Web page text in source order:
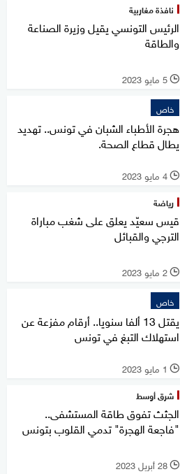
نافذة مغاربية
الرئيس التونسي يقيل وزيرة الصناعة
والطاقة
l 5 مايو 2023
خاص
هجرة الأطباء الشبان في تونس.. تهديد
يطال قطاع الصحة.
l 4 مايو 2023
رياضة
قيس سعيّد يعلق على شغب مباراة
الترجي والقبائل
l 2 مايو 2023
خاص
يقتل 13 ألفا سنويا.. أرقام مفزعة عن
استهلاك التبغ في تونس
l 1 مايو 2023
شرق أوسط
الجثث تفوق طاقة المستشفى..
"فاجعة الهجرة" تدمي القلوب بتونس
l 28 أبريل 2023